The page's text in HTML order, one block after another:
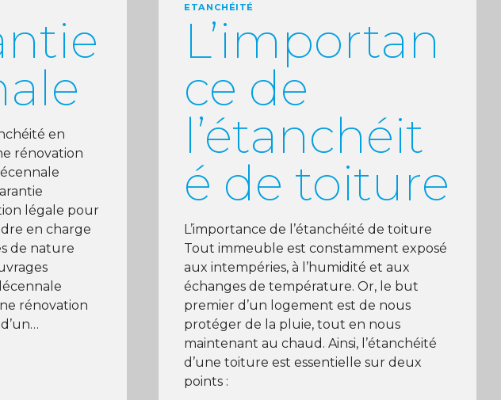
en
rénovation
légale pour
en charge
de nature
rénovation
ETANCHÉITÉ
L’importan
ce de
l’étanchéit
é de toiture
L’importance de l’étanchéité de toiture
Tout immeuble est constamment exposé
aux intempéries, à l’humidité et aux
échanges de température. Or, le but
premier d’un logement est de nous
protéger de la pluie, tout en nous
maintenant au chaud. Ainsi, l’étanchéité
d’une toiture est essentielle sur deux
points :